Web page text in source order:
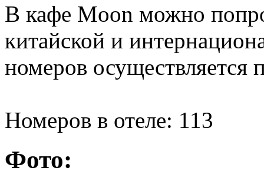
В кафе Moon можно
китайской и
номеров осуществляется
Номеров в отеле: 113
Фото: